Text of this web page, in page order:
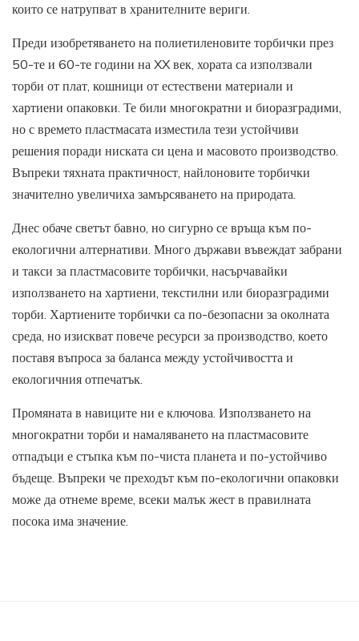
които се натрупват в хранителните вериги.
Преди изобретяването на полиетиленовите торбички през
50-те и 60-те години на XX век, хората са използвали
торби от плат, кошници от естествени материали и
хартиени опаковки. Те били многократни и биоразградими,
но с времето пластмасата изместила тези устойчиви
решения поради ниската си цена и масовото производство.
Въпреки тяхната практичност, найлоновите торбички
значително увеличиха замърсяването на природата.
Днес обаче светът бавно, но сигурно се връща към по-
екологични алтернативи. Много държави въвеждат забрани
и такси за пластмасовите торбички, насърчавайки
използването на хартиени, текстилни или биоразградими
торби. Хартиените торбички са по-безопасни за околната
среда, но изискват повече ресурси за производство, което
поставя въпроса за баланса между устойчивостта и
екологичния отпечатък.
Промяната в навиците ни е ключова. Използването на
многократни торби и намаляването на пластмасовите
отпадъци е стъпка към по-чиста планета и по-устойчиво
бъдеще. Въпреки че преходът към по-екологични опаковки
може да отнеме време, всеки малък жест в правилната
посока има значение.